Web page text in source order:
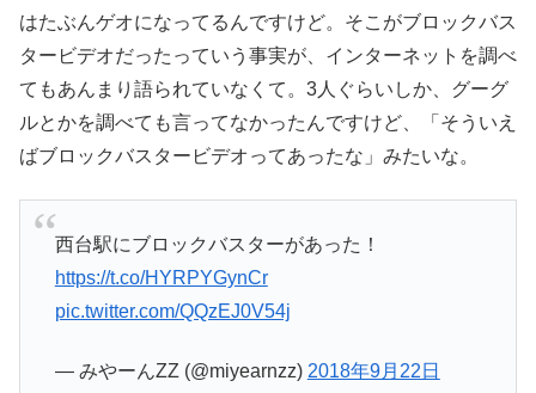
はたぶんゲオになってるんですけど。そこがブロックバス
タービデオだったっていう事実が、インターネットを調べ
てもあんまり語られていなくて。3人ぐらいしか、グーグ
ルとかを調べても言ってなかったんですけど、「そういえ
ばブロックバスタービデオってあったな」みたいな。
西台駅にブロックバスターがあった！
https://t.co/HYRPYGynCr
pic.twitter.com/QQzEJ0V54j
— みやーんZZ (@miyearnzz) 2018年9月22日